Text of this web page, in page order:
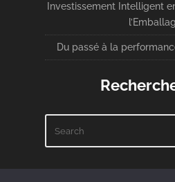
Investissement Intelligent
Du passé à la